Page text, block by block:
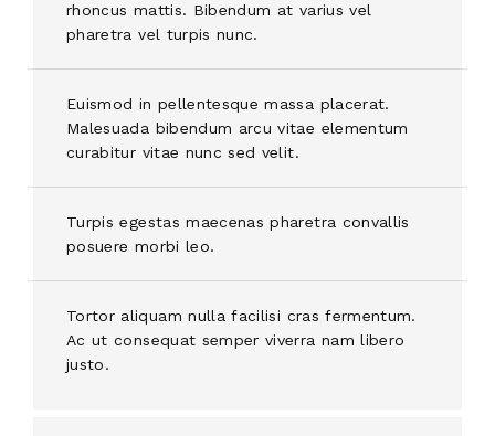
rhoncus mattis. Bibendum at varius vel
pharetra vel turpis nunc.
Euismod in pellentesque massa placerat.
Malesuada bibendum arcu vitae elementum
curabitur vitae nunc sed velit.
Turpis egestas maecenas pharetra convallis
posuere morbi leo.
Tortor aliquam nulla facilisi cras fermentum.
Ac ut consequat semper viverra nam libero
justo.